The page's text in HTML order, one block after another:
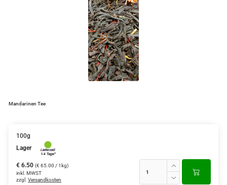
Grüner Tee aus Japan
Teemischungen
Verschiedene Anbaugebiete
Mandarinen Tee
100g
Lager
€ 6.50 (€ 65.00 / 1kg)
inkl. MWST
zzgl. Versandkosten